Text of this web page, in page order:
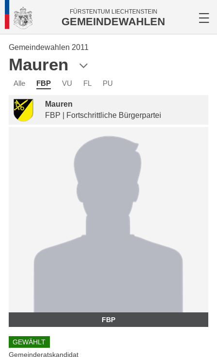
FÜRSTENTUM LIECHTENSTEIN
GEMEINDEWAHLEN
Gemeindewahlen 2011
Mauren
Alle FBP VU FL PU
Mauren
FBP | Fortschrittliche Bürgerpartei
FBP
GEWÄHLT
Gemeinderatskandidat